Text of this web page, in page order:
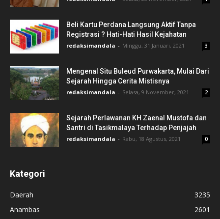
Beli Kartu Perdana Langsung Aktif Tanpa
Registrasi ? Hati-Hati Hasil Kejahatan
redaksimandala - Minggu, 31 Januari, 2021 3
Mengenal Situ Buleud Purwakarta, Mulai Dari
Sejarah Hingga Cerita Mistisnya
redaksimandala - Selasa, 9 November, 2021 2
Sejarah Perlawanan KH Zaenal Mustofa dan
Santri di Tasikmalaya Terhadap Penjajah
redaksimandala - Rabu, 18 Agustus, 2021 0
Kategori
Daerah
3235
Anambas
2601